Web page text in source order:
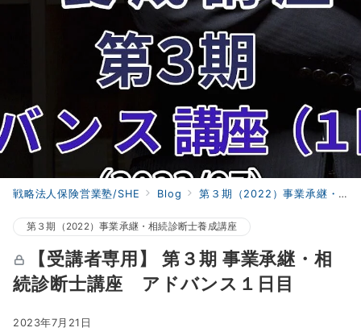
戦略法人保険営業塾/SHE Blog 第３期（2022）事業承継・相続診断士養成講座
第３期（2022）事業承継・相続診断士養成講座
【受講者専用】 第３期 事業承継・相
続診断士講座 アドバンス１日目
2023年7月21日